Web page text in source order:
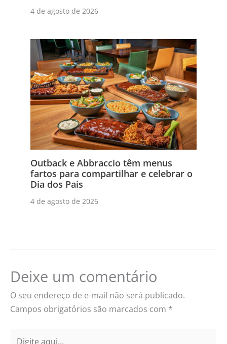
4 de agosto de 2026
Outback e Abbraccio têm menus
fartos para compartilhar e celebrar o
Dia dos Pais
4 de agosto de 2026
Deixe um comentário
O seu endereço de e-mail não será publicado.
Campos obrigatórios são marcados com *